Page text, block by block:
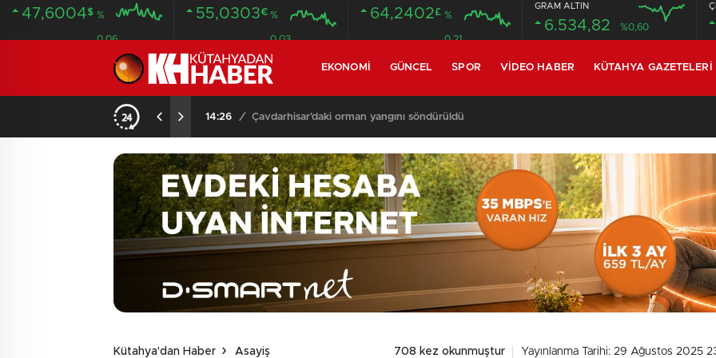
47,6004$ %
0.06
55,0303€ %
0.03
64,2402£ %
0.21
GRAM ALTIN
6.534,82 %0,60
EKONOMI GÜNCEL SPOR VIDEO HABER KÜTAHYA GAZETELERI
14:26 / Çavdarhisar’daki orman yangını söndürüldü
Kütahya'dan Haber Asayiş 708 kez okunmuştur Yayınlanma Tarihi: 29 Ağustos 2025